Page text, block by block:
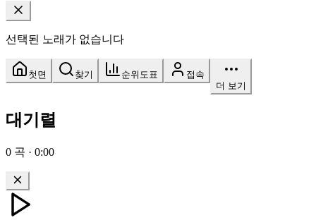
선택된 노래가 없습니다
첫면 찾기 순위도표
접속
더 보기
대기렬
0 곡 · 0:00